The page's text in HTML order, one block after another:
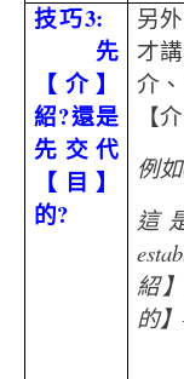
技巧3:
先
【介】
紹?還是
先交代
【目】
的?
另
才
介
【
例如
這
紹
的】